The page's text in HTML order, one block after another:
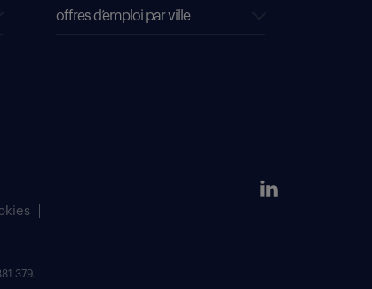
offres d’emploi par ville
379.